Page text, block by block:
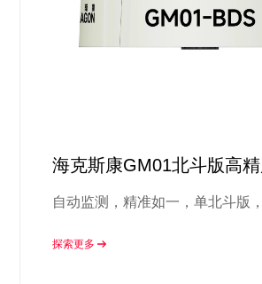
海克斯康GM01北斗版高
自动监测，精准如一，单北斗版
探索更多